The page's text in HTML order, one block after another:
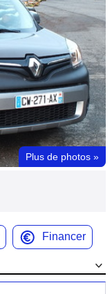
Plus de photos »
Financer